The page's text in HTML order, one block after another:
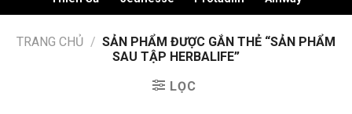
TRANG CHỦ / SẢN PHẨM ĐƯỢC GẮN THẺ “SẢN PHẨM
SAU TẬP HERBALIFE”
LỌC